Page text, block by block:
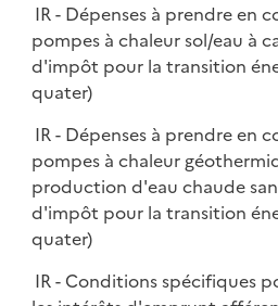
IR - Dépenses à prendre en
pompes à chaleur sol/eau à
d'impôt pour la transition
quater)
IR - Dépenses à prendre en
pompes à chaleur
production d'eau chaude
d'impôt pour la transition
quater)
IR - Conditions spécifiques